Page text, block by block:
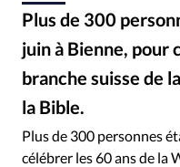
Se connecter
Devise:
CHF
RUBRIQUES
Eglises
Histoire
Plus de 300
juin à Bienne, pour
branche suisse de
la Bible.
©David Métreau / Au micro
Plus de 300 personnes
célébrer les 60 ans de la